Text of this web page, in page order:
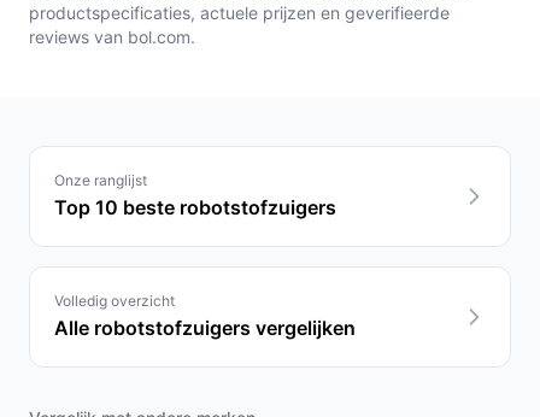
productspecificaties, actuele prijzen en geverifieerde
reviews van bol.com.
Onze ranglijst
Top 10 beste robotstofzuigers
Volledig overzicht
Alle robotstofzuigers vergelijken